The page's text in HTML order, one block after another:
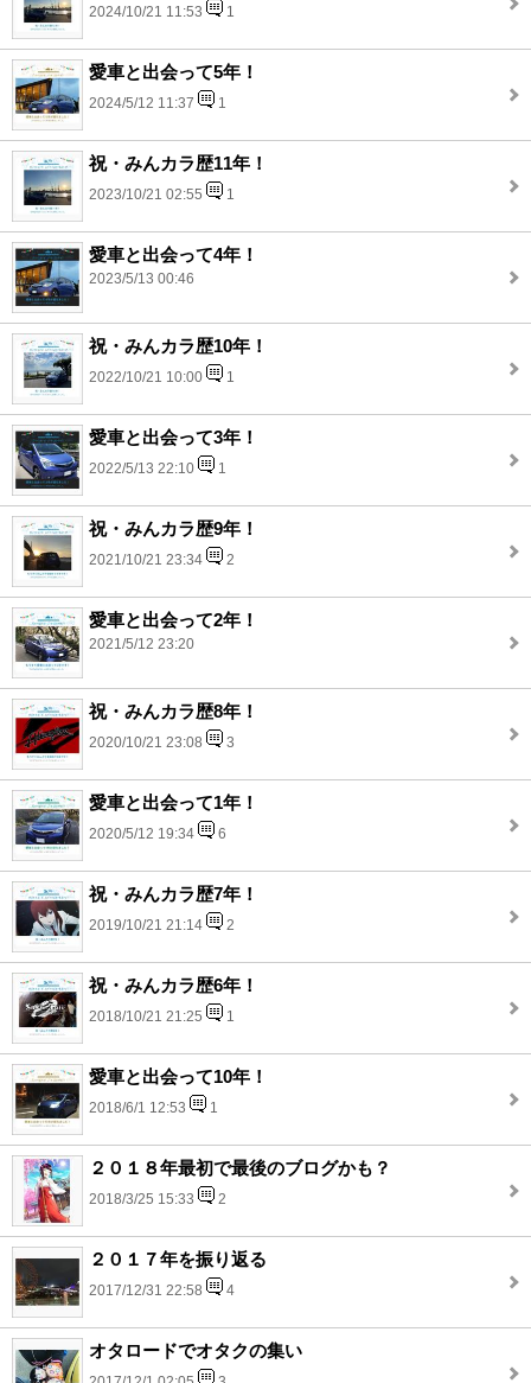
2024/10/21 11:53 1
愛車と出会って5年！
2024/5/12 11:37 1
祝・みんカラ歴11年！
2023/10/21 02:55 1
愛車と出会って4年！
2023/5/13 00:46
祝・みんカラ歴10年！
2022/10/21 10:00 1
愛車と出会って3年！
2022/5/13 22:10 1
祝・みんカラ歴9年！
2021/10/21 23:34 2
愛車と出会って2年！
2021/5/12 23:20
祝・みんカラ歴8年！
2020/10/21 23:08 3
愛車と出会って1年！
2020/5/12 19:34 6
祝・みんカラ歴7年！
2019/10/21 21:14 2
祝・みんカラ歴6年！
2018/10/21 21:25 1
愛車と出会って10年！
2018/6/1 12:53 1
２０１８年最初で最後のブログかも？
2018/3/25 15:33 2
２０１７年を振り返る
2017/12/31 22:58 4
オタロードでオタクの集い